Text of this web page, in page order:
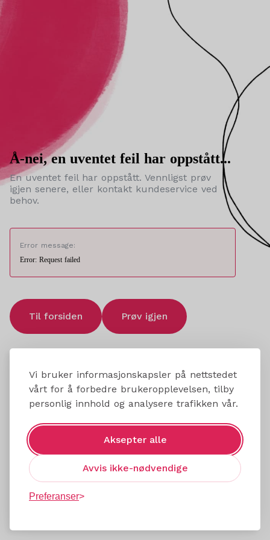
Vi bruker informasjonskapsler på nettstedet
vårt for å forbedre brukeropplevelsen, tilby
personlig innhold og analysere trafikken vår.
Aksepter alle
Avvis ikke-nødvendige
Preferanser
Å-nei, en uventet feil har oppstått...
En uventet feil har oppstått. Vennligst prøv
igjen senere, eller kontakt kundeservice ved
behov.
Error message:
Error: Request failed
Til forsiden Prøv igjen